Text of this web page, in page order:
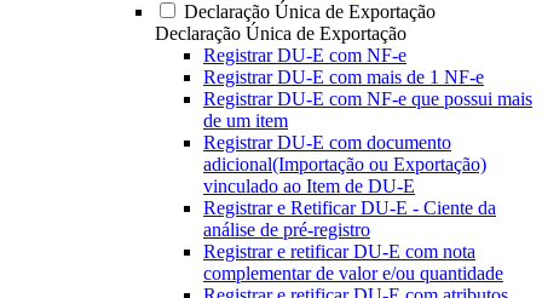
Declaração Única de Exportação
Declaração Única de Exportação
Registrar DU-E com NF-e
Registrar DU-E com mais de 1 NF-e
Registrar DU-E com NF-e que possui mais
de um item
Registrar DU-E com documento
adicional(Importação ou Exportação)
vinculado ao Item de DU-E
Registrar e Retificar DU-E - Ciente da
análise de pré-registro
Registrar e retificar DU-E com nota
complementar de valor e/ou quantidade